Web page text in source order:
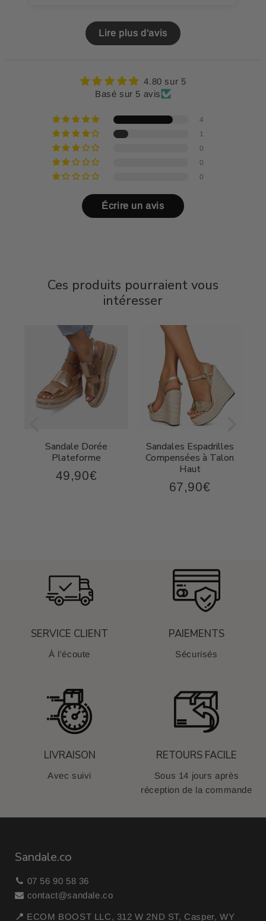
Lire plus d'avis
4.80 sur 5
Basé sur 5 avis
4
1
0
0
0
Écrire un avis
Ces produits pourraient vous
intéresser
Sandale Dorée
Plateforme
Prix
49,90€
Sandales Espadrilles
Compensées à Talon
Haut
Prix
67,90€
SERVICE CLIENT
À l'écoute
PAIEMENTS
Sécurisés
LIVRAISON
Avec suivi
RETOURS FACILE
Sous 14 jours après
réception de la commande
Sandale.co
07 56 90 58 36
contact@sandale.co
📍 ECOM BOOST LLC, 312 W 2ND ST, Casper, WY